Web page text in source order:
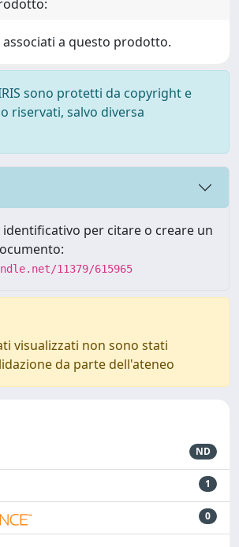
a questo prodotto.
sono protetti da copyright e
riservati, salvo diversa
per citare o creare un
11379/615965
visualizzati non sono stati
da parte dell'ateneo
ND
1
0